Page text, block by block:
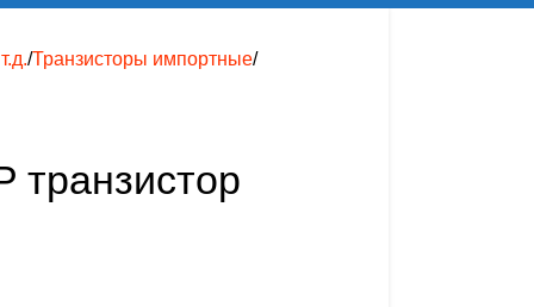
Транзисторы импортные
транзистор